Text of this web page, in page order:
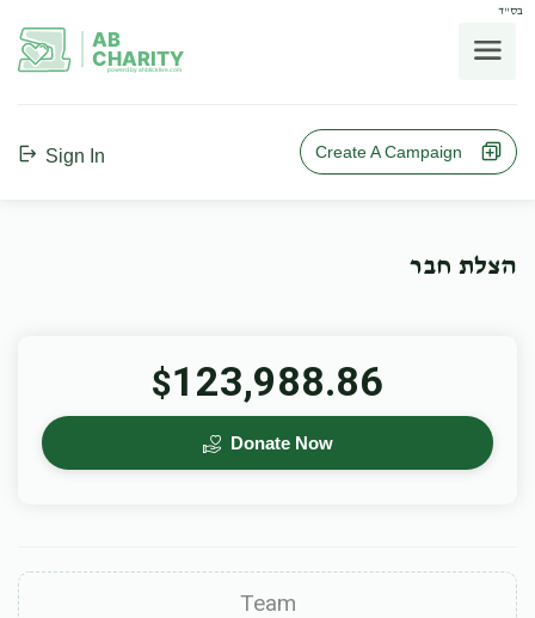
בס"ד
AB
CHARITY
powerd by ahblicklive.com
Sign In Create A Campaign
הצלת חבר
$123,988.86
Donate Now
Team